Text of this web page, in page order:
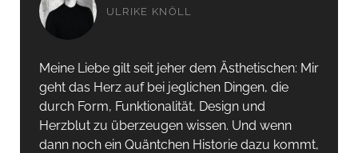
ULRIKE KNÖLL
Meine Liebe gilt seit jeher dem Ästhetischen: Mir
geht das Herz auf bei jeglichen Dingen, die
durch Form, Funktionalität, Design und
Herzblut zu überzeugen wissen. Und wenn
dann noch ein Quäntchen Historie dazu kommt,